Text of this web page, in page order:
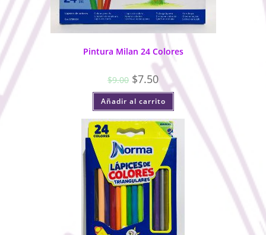
Pintura Milan 24 Colores
$9.00 $7.50
Añadir al carrito